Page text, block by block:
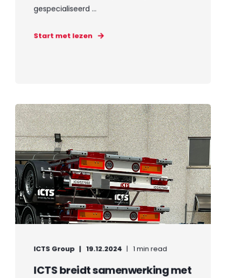
gespecialiseerd ...
Start met lezen
ICTS Group 19.12.2024 1 min read
ICTS breidt samenwerking met